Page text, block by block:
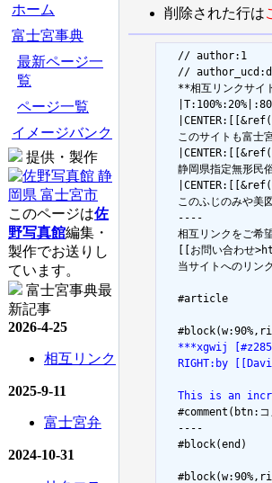
ホーム
富士宮事典
最新ページ一
覧
ページ一覧
イメージバンク
提供・製作
このページは佐
野写真館編集・
製作でお送りし
ています。
富士宮事典最
新記事
2026-4-25
相互リンク
2025-9-11
富士宮弁
2024-10-31
削除された行は
  // author:1
//
**相互リンクサイ
このサイトも富士
静岡県指定無形民
このふじのみや美
  ----
相互リンクをご
[[お問い合わせ
当サイトへのリン
  #article
***xgwij
RIGHT:by
This is an
#comment(btn:コ
  ----
  #block(end)